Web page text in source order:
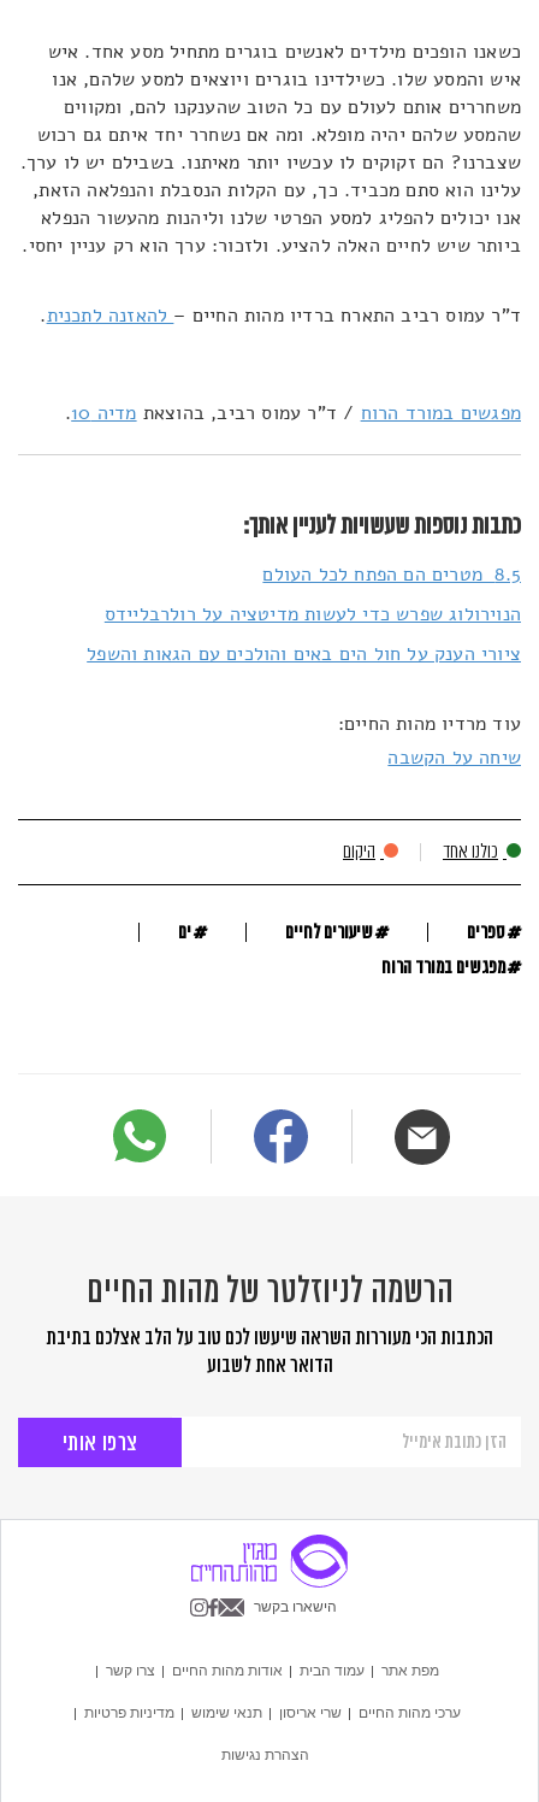
כשאנו הופכים מילדים לאנשים בוגרים מתחיל מסע אחד. איש
איש והמסע שלו. כשילדינו בוגרים ויוצאים למסע שלהם, אנו
משחררים אותם לעולם עם כל הטוב שהענקנו להם, ומקווים
שהמסע שלהם יהיה מופלא. ומה אם נשחרר יחד איתם גם רכוש
שצברנו? הם זקוקים לו עכשיו יותר מאיתנו. בשבילם יש לו ערך.
עלינו הוא סתם מכביד. כך, עם הקלות הנסבלת והנפלאה הזאת,
אנו יכולים להפליג למסע הפרטי שלנו וליהנות מהעשור הנפלא
ביותר שיש לחיים האלה להציע. ולזכור: ערך הוא רק עניין יחסי.
ד"ר עמוס רביב התארח ברדיו מהות החיים – להאזנה לתכנית.
מפגשים במורד הרוח / ד"ר עמוס רביב, בהוצאת מדיה 10 .
כתבות נוספות שעשויות לעניין אותך:
8.5 מטרים הם הפתח לכל העולם
הנוירולוג שפרש כדי לעשות מדיטציה על רולרבליידס
ציורי הענק על חול הים באים והולכים עם הגאות והשפל
עוד מרדיו מהות החיים:
שיחה על הקשבה
כולנו אחד היקום
#ספרים #שיעורים לחיים #ים
#מפגשים במורד הרוח
הרשמה לניוזלטר של מהות החיים
הכתבות הכי מעוררות השראה שיעשו לכם טוב על הלב אצלכם בתיבת
הדואר אחת לשבוע
לניוזלטר
החיים
הישארו בקשר
מפת אתר עמוד הבית אודות מהות החיים צרו קשר
ערכי מהות החיים שרי אריסון תנאי שימוש מדיניות פרטיות
הצהרת נגישות